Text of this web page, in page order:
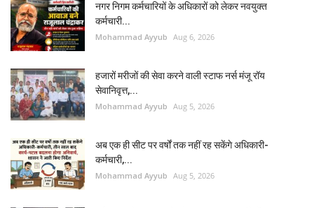
नगर निगम कर्मचारियों के अधिकारों को लेकर नवयुक्त
कर्मचारी...
Mohammad Ayyub Aug 6, 2026
हजारों मरीजों की सेवा करने वाली स्टाफ नर्स मंजू रॉय
सेवानिवृत्त,...
Mohammad Ayyub Aug 5, 2026
अब एक ही सीट पर वर्षों तक नहीं रह सकेंगे अधिकारी-
कर्मचारी,...
Mohammad Ayyub Aug 5, 2026